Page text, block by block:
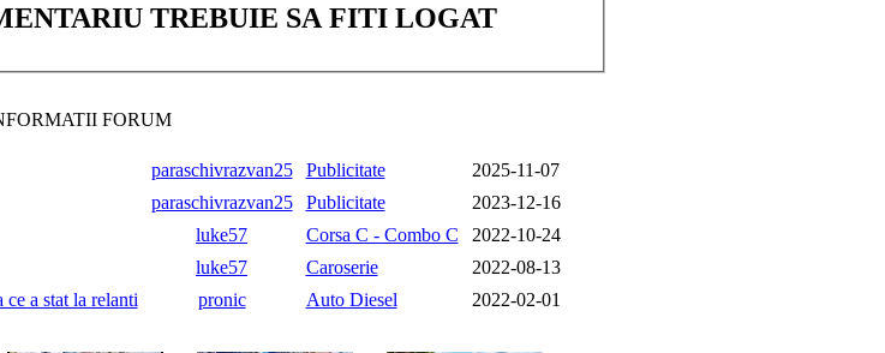
TREBUIE SA FITI LOGAT
FORUM
paraschivrazvan25 Publicitate
2025-11-07
paraschivrazvan25 Publicitate
2023-12-16
luke57 Corsa C - Combo C
2022-10-24
luke57 Caroserie
2022-08-13
ce a stat la relanti
pronic Auto Diesel
2022-02-01